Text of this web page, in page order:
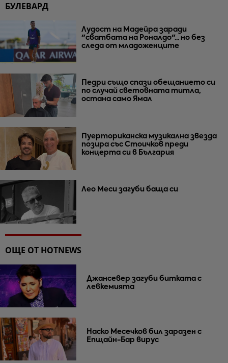
БУЛЕВАРД
Лудост на Мадейра заради
"сватбата на Роналдо"... но без
следа от младоженците
Педри също спази обещанието си
по случай световната титла,
остана само Ямал
Пуерториканска музикална звезда
позира със Стоичков преди
концерта си в България
Лео Меси загуби баща си
ОЩЕ ОТ HOTNEWS
Джансевер загуби битката с
левкемията
Наско Месечков бил заразен с
Епщайн-Бар вирус